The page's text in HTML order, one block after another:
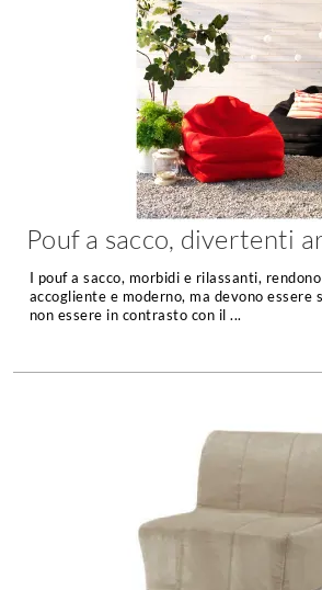
Pouf a sacco, divertenti
I pouf a sacco, morbidi e rilassanti,
accogliente e moderno, ma devono essere
non essere in contrasto con il ...